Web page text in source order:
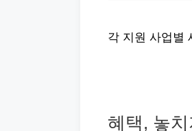
각 지원 사업별
혜택, 놓